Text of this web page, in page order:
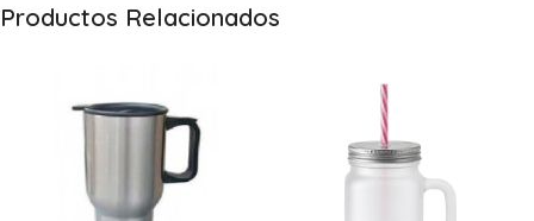
Productos Relacionados